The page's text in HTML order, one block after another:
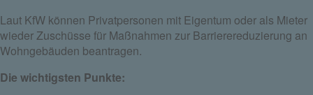
Laut KfW können Privatpersonen mit Eigentum oder als Mieter
wieder Zuschüsse für Maßnahmen zur Barrierereduzierung an
Wohngebäuden beantragen.
Die wichtigsten Punkte: